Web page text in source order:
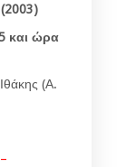
και ώρα
(Α.